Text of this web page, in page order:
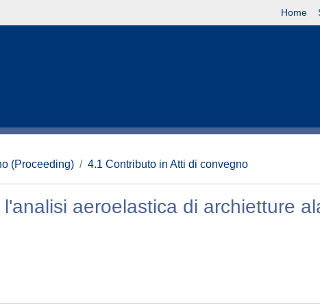
Home
(Proceeding) 4.1 Contributo in Atti di convegno
aeroelastica di archietture